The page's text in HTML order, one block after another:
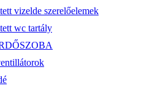
vizelde szerelőelemek
wc tartály